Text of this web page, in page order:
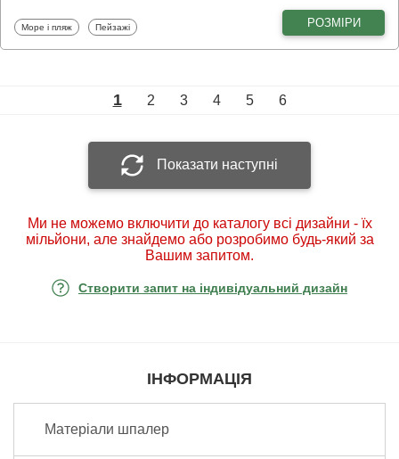
Фотошпалери
Море і пляж Фотошпалери
Пейзажі РОЗМІРИ
1 2 3 4 5 6
Показати наступні
Ми не можемо включити до каталогу всі дизайни - їх
мільйони, але знайдемо або розробимо будь-який за
Вашим запитом.
Створити запит на індивідуальний дизайн
ІНФОРМАЦІЯ
Матеріали шпалер